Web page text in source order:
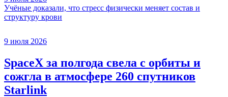
Учёные доказали, что стресс физически меняет состав и
структуру крови
9 июля 2026
SpaceX за полгода свела с орбиты и
сожгла в атмосфере 260 спутников
Starlink